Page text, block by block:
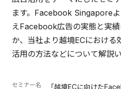
ます。Facebook Singapore
えFacebook広告の実態と実
か、当社より越境ECにおけ
活用の方法などについて解説い
セミナー名
「越境ECに向けた